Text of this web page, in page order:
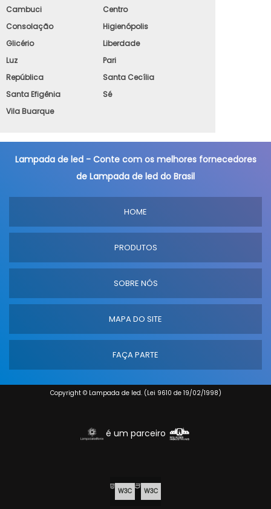
Cambuci
Centro
Consolação
Higienópolis
Glicério
Liberdade
Luz
Pari
República
Santa Cecília
Santa Efigênia
Sé
Vila Buarque
Lampada de led - Conte com os melhores fornecedores
de Lampada de led do Brasil
HOME
PRODUTOS
SOBRE NÓS
MAPA DO SITE
FAÇA PARTE
Copyright © Lampada de led. (Lei 9610 de 19/02/1998)
é um parceiro
W3C W3C